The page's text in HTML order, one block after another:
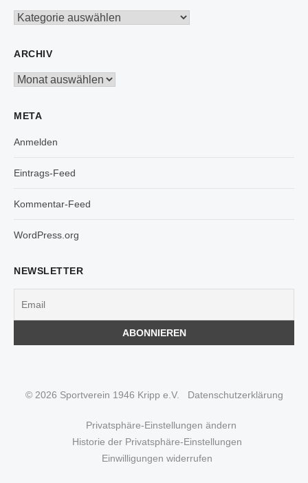
Kategorien
ARCHIV
Archiv
META
Anmelden
Eintrags-Feed
Kommentar-Feed
WordPress.org
NEWSLETTER
© 2026 Sportverein 1946 Kripp e.V. Datenschutzerklärung
Privatsphäre-Einstellungen ändern
Historie der Privatsphäre-Einstellungen
Einwilligungen widerrufen